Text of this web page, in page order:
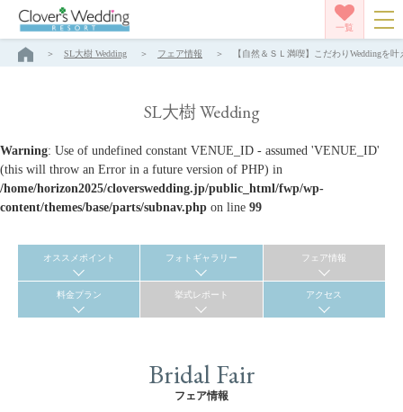
一覧
SL大樹 Wedding フェア情報 【自然＆ＳＬ満喫】こだわりWeddingを
SL大樹 Wedding
Warning: Use of undefined constant VENUE_ID - assumed 'VENUE_ID'
(this will throw an Error in a future version of PHP) in
/home/horizon2025/cloverswedding.jp/public_html/fwp/wp-
content/themes/base/parts/subnav.php on line 99
オススメポイント フォトギャラリー フェア情報
料金プラン 挙式レポート アクセス
Bridal Fair
フェア情報